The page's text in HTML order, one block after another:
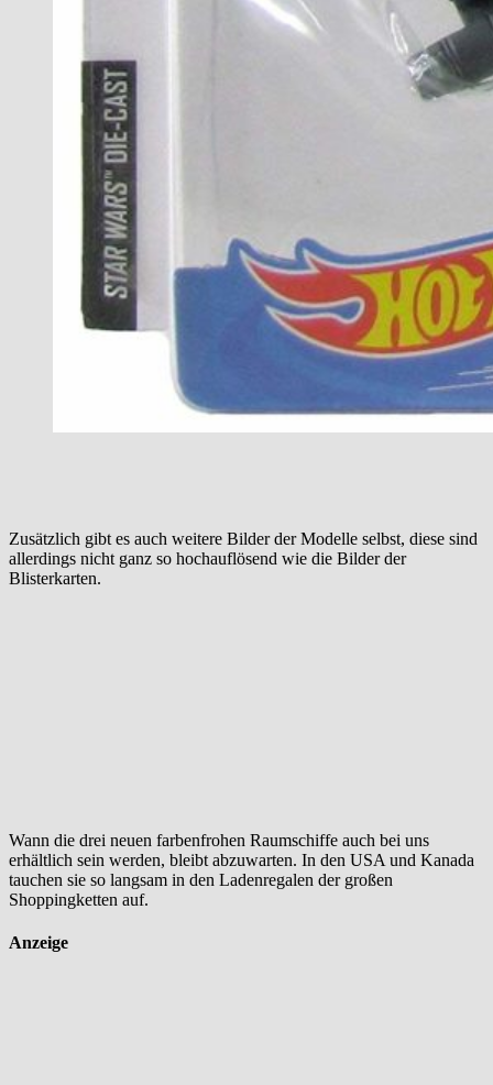
Zusätzlich gibt es auch weitere Bilder der Modelle selbst, diese sind
allerdings nicht ganz so hochauflösend wie die Bilder der
Blisterkarten.
Wann die drei neuen farbenfrohen Raumschiffe auch bei uns
erhältlich sein werden, bleibt abzuwarten. In den USA und Kanada
tauchen sie so langsam in den Ladenregalen der großen
Shoppingketten auf.
Anzeige